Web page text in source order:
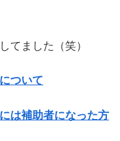
てました（笑）
ついて
は補助者になった方